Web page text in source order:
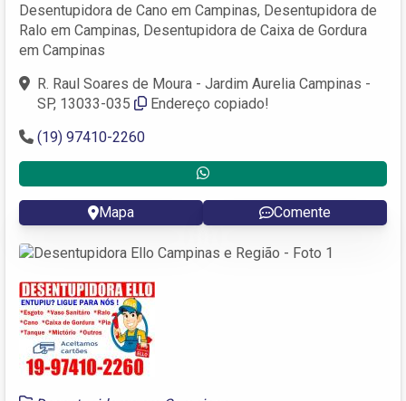
Desentupidora de Cano em Campinas, Desentupidora de
Ralo em Campinas, Desentupidora de Caixa de Gordura
em Campinas
R. Raul Soares de Moura - Jardim Aurelia Campinas -
SP, 13033-035
Endereço copiado!
(19) 97410-2260
Mapa Comente